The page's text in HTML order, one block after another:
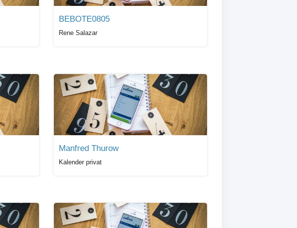
BEBOTE0805
Rene Salazar
Manfred Thurow
Kalender privat